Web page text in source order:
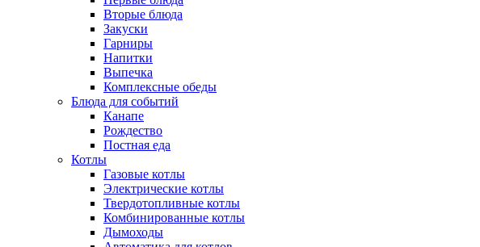
Вторые блюда
Закуски
Гарниры
Напитки
Выпечка
Комплексные обеды
Блюда для событий
Канапе
Рождество
Постная еда
Котлы
Газовые котлы
Электрические котлы
Твердотопливные котлы
Комбинированные котлы
Дымоходы